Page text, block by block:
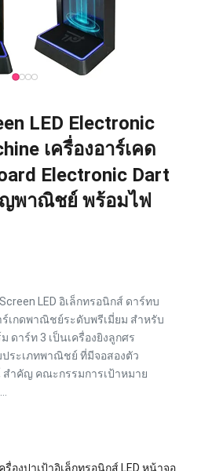
LED Electronic
เครื่องอาร์เคด
Electronic Dart
ญพาณิชย์ พร้อมไฟ
LED อิเล็กทรอนิกส์ ดาร์ทบ
ร์เกดพาณิชย์ระดับพรีเมี่ยม สําหรับ
ดาร์ท 3 เป็นเครื่องยิงลูกศร
ระเภทพาณิชย์ ที่มีจอสองตัว
าคัญ คณะกรรมการเป้าหมาย
รื่องปาเป้าอิเล็กทรอนิกส์ LED หน้าจอ